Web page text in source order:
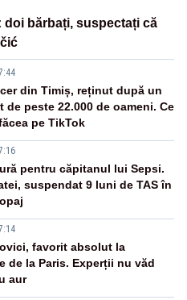
bărbați, suspectați că
din Timiș, reținut după un
de peste 22.000 de oameni. Ce
pe TikTok
pentru căpitanul lui Sepsi.
suspendat 9 luni de TAS în
favorit absolut la
de la Paris. Experții nu văd
aur